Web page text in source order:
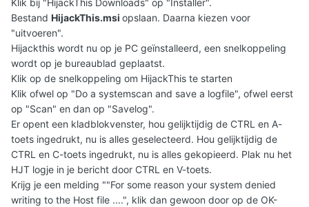
Klik bij "HijackThis Downloads" op "Installer".
Bestand HijackThis.msi opslaan. Daarna kiezen voor
"uitvoeren".
Hijackthis wordt nu op je PC geïnstalleerd, een snelkoppeling
wordt op je bureaublad geplaatst.
Klik op de snelkoppeling om HijackThis te starten
Klik ofwel op "Do a systemscan and save a logfile", ofwel eerst
op "Scan" en dan op "Savelog".
Er opent een kladblokvenster, hou gelijktijdig de CTRL en A-
toets ingedrukt, nu is alles geselecteerd. Hou gelijktijdig de
CTRL en C-toets ingedrukt, nu is alles gekopieerd. Plak nu het
HJT logje in je bericht door CTRL en V-toets.
Krijg je een melding ""For some reason your system denied
writing to the Host file ....", klik dan gewoon door op de OK-